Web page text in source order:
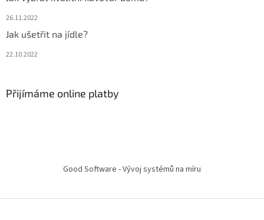
26.11.2022
Jak ušetřit na jídle?
22.10.2022
Přijímáme online platby
Good Software - Vývoj systémů na míru